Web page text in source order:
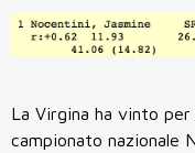
La Virgina ha vinto
campionato nazionale